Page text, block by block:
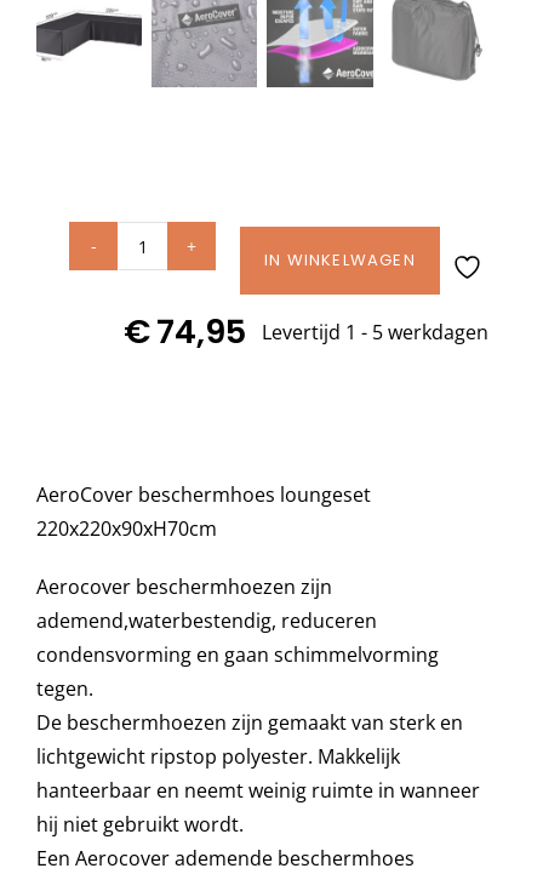
Deck Chairs + voetbanken
Beschermhoezen
Verlichting
Onderhoud
Accessoires en Kado
Onze merken
AeroCover
loungeset
art.
7944
IN WINKELWAGEN
€74,95 Levertijd 1 - 5 werkdagen
AeroCover beschermhoes loungeset
220x220x90xH70cm
Aerocover beschermhoezen zijn
ademend,waterbestendig, reduceren
condensvorming en gaan schimmelvorming
tegen.
De beschermhoezen zijn gemaakt van sterk en
lichtgewicht ripstop polyester. Makkelijk
hanteerbaar en neemt weinig ruimte in wanneer
hij niet gebruikt wordt.
Een Aerocover ademende beschermhoes